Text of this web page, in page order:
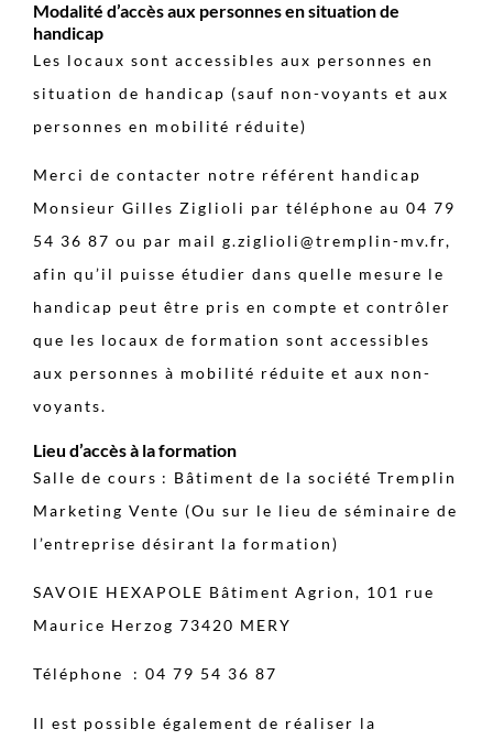
Modalité d’accès aux personnes en situation de
handicap
Les locaux sont accessibles aux personnes en
situation de handicap (sauf non-voyants et aux
personnes en mobilité réduite)
Merci de contacter notre référent handicap
Monsieur Gilles Ziglioli par téléphone au 04 79
54 36 87 ou par mail g.ziglioli@tremplin-mv.fr,
afin qu’il puisse étudier dans quelle mesure le
handicap peut être pris en compte et contrôler
que les locaux de formation sont accessibles
aux personnes à mobilité réduite et aux non-
voyants.
Lieu d’accès à la formation
Salle de cours : Bâtiment de la société Tremplin
Marketing Vente (Ou sur le lieu de séminaire de
l’entreprise désirant la formation)
SAVOIE HEXAPOLE Bâtiment Agrion, 101 rue
Maurice Herzog 73420 MERY
Téléphone : 04 79 54 36 87
Il est possible également de réaliser la